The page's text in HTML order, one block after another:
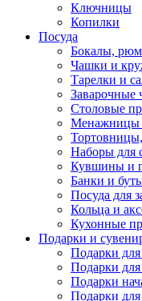
Ключницы
Копилки
Посуда
Бокалы,
Чашки и
Тарелки и
Заварочные
Столовые
Менажницы
Наборы для
Кувшины и
Банки и
Посуда для
Кольца и
Кухонные
Подарки и
Подарки
Подарки
Подарки
Подарки